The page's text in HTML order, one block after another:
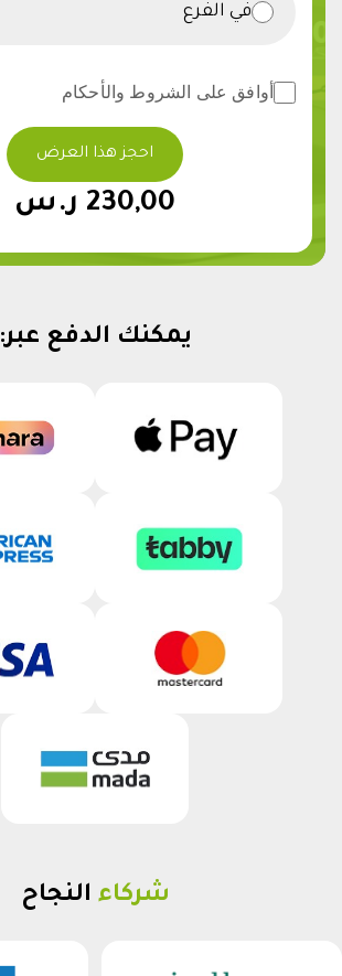
في الفرع
أوافق على الشروط والأحكام
احجز هذا العرض
230,00 ر.س
يمكنك الدفع عبر:
شركاء النجاح